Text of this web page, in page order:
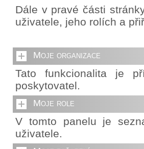
Dále v pravé části
uživatele, jeho rolích a
Moje organizace
Tato funkcionalita je
poskytovatel.
Moje role
V tomto panelu je
uživatele.